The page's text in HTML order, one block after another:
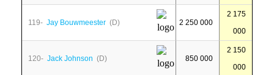
119- Jay Bouwmeester (D) 2 250 000
2 175
000
120- Jack Johnson (D) 850 000
2 150
000